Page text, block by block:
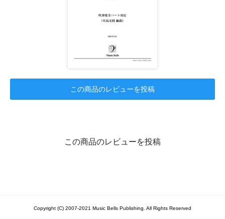
この商品のレビューを投稿
この商品のレビューを投稿
Copyright (C) 2007-2021 Music Bells Publishing. All Rights Reserved